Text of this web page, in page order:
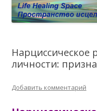
Нарциссическое
личности:
Добавить комментарий